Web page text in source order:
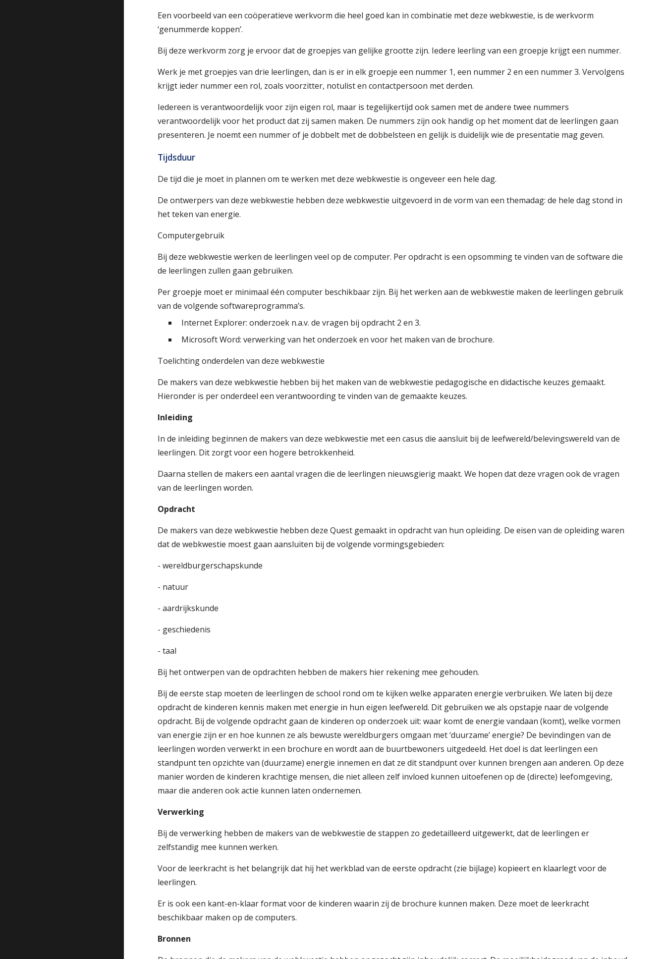
Een voorbeeld van een coöperatieve werkvorm die heel goed kan in combinatie met deze webkwestie, is de werkvorm
‘genummerde koppen’.
Bij deze werkvorm zorg je ervoor dat de groepjes van gelijke grootte zijn. Iedere leerling van een groepje krijgt een nummer.
Werk je met groepjes van drie leerlingen, dan is er in elk groepje een nummer 1, een nummer 2 en een nummer 3. Vervolgens
krijgt ieder nummer een rol, zoals voorzitter, notulist en contactpersoon met derden.
Iedereen is verantwoordelijk voor zijn eigen rol, maar is tegelijkertijd ook samen met de andere twee nummers
verantwoordelijk voor het product dat zij samen maken. De nummers zijn ook handig op het moment dat de leerlingen gaan
presenteren. Je noemt een nummer of je dobbelt met de dobbelsteen en gelijk is duidelijk wie de presentatie mag geven.
Tijdsduur
De tijd die je moet in plannen om te werken met deze webkwestie is ongeveer een hele dag.
De ontwerpers van deze webkwestie hebben deze webkwestie uitgevoerd in de vorm van een themadag: de hele dag stond in
het teken van energie.
Computergebruik
Bij deze webkwestie werken de leerlingen veel op de computer. Per opdracht is een opsomming te vinden van de software die
de leerlingen zullen gaan gebruiken.
Per groepje moet er minimaal één computer beschikbaar zijn. Bij het werken aan de webkwestie maken de leerlingen gebruik
van de volgende softwareprogramma’s.
Internet Explorer: onderzoek n.a.v. de vragen bij opdracht 2 en 3.
Microsoft Word: verwerking van het onderzoek en voor het maken van de brochure.
Toelichting onderdelen van deze webkwestie
De makers van deze webkwestie hebben bij het maken van de webkwestie pedagogische en didactische keuzes gemaakt.
Hieronder is per onderdeel een verantwoording te vinden van de gemaakte keuzes.
Inleiding
In de inleiding beginnen de makers van deze webkwestie met een casus die aansluit bij de leefwereld/belevingswereld van de
leerlingen. Dit zorgt voor een hogere betrokkenheid.
Daarna stellen de makers een aantal vragen die de leerlingen nieuwsgierig maakt. We hopen dat deze vragen ook de vragen
van de leerlingen worden.
Opdracht
De makers van deze webkwestie hebben deze Quest gemaakt in opdracht van hun opleiding. De eisen van de opleiding waren
dat de webkwestie moest gaan aansluiten bij de volgende vormingsgebieden:
- wereldburgerschapskunde
- natuur
- aardrijkskunde
- geschiedenis
- taal
Bij het ontwerpen van de opdrachten hebben de makers hier rekening mee gehouden.
Bij de eerste stap moeten de leerlingen de school rond om te kijken welke apparaten energie verbruiken. We laten bij deze
opdracht de kinderen kennis maken met energie in hun eigen leefwereld. Dit gebruiken we als opstapje naar de volgende
opdracht. Bij de volgende opdracht gaan de kinderen op onderzoek uit: waar komt de energie vandaan (komt), welke vormen
van energie zijn er en hoe kunnen ze als bewuste wereldburgers omgaan met ‘duurzame’ energie? De bevindingen van de
leerlingen worden verwerkt in een brochure en wordt aan de buurtbewoners uitgedeeld. Het doel is dat leerlingen een
standpunt ten opzichte van (duurzame) energie innemen en dat ze dit standpunt over kunnen brengen aan anderen. Op deze
manier worden de kinderen krachtige mensen, die niet alleen zelf invloed kunnen uitoefenen op de (directe) leefomgeving,
maar die anderen ook actie kunnen laten ondernemen.
Verwerking
Bij de verwerking hebben de makers van de webkwestie de stappen zo gedetailleerd uitgewerkt, dat de leerlingen er
zelfstandig mee kunnen werken.
Voor de leerkracht is het belangrijk dat hij het werkblad van de eerste opdracht (zie bijlage) kopieert en klaarlegt voor de
leerlingen.
Er is ook een kant-en-klaar format voor de kinderen waarin zij de brochure kunnen maken. Deze moet de leerkracht
beschikbaar maken op de computers.
Bronnen